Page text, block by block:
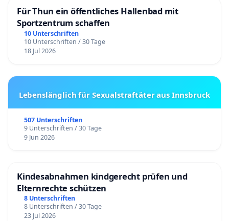
Für Thun ein öffentliches Hallenbad mit
Sportzentrum schaffen
10 Unterschriften
10 Unterschriften / 30 Tage
18 Jul 2026
Lebenslänglich für Sexualstraftäter aus Innsbruck
507 Unterschriften
9 Unterschriften / 30 Tage
9 Jun 2026
Kindesabnahmen kindgerecht prüfen und
Elternrechte schützen
8 Unterschriften
8 Unterschriften / 30 Tage
23 Jul 2026